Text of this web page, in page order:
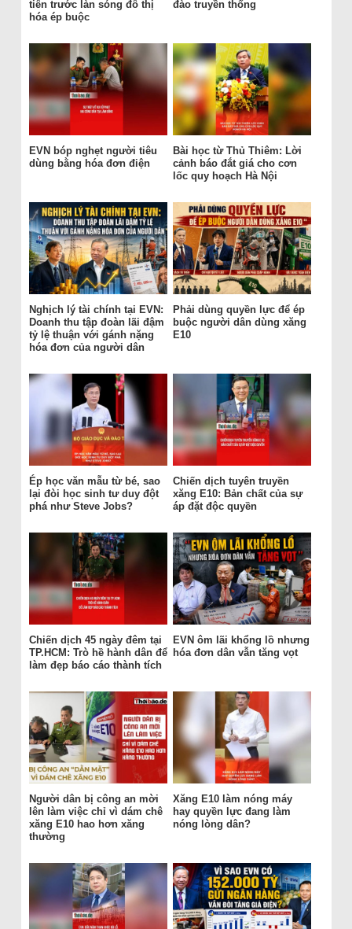
tiên trước làn sóng đô thị
hóa ép buộc
đào truyền thống
EVN bóp nghẹt người tiêu
dùng bằng hóa đơn điện
Bài học từ Thủ Thiêm: Lời
cảnh báo đắt giá cho cơn
lốc quy hoạch Hà Nội
Nghịch lý tài chính tại EVN:
Doanh thu tập đoàn lãi đậm
tỷ lệ thuận với gánh nặng
hóa đơn của người dân
Phải dùng quyền lực để ép
buộc người dân dùng xăng
E10
Ép học văn mẫu từ bé, sao
lại đòi học sinh tư duy đột
phá như Steve Jobs?
Chiến dịch tuyên truyền
xăng E10: Bản chất của sự
áp đặt độc quyền
Chiến dịch 45 ngày đêm tại
TP.HCM: Trò hề hành dân để
làm đẹp báo cáo thành tích
EVN ôm lãi khổng lồ nhưng
hóa đơn dân vẫn tăng vọt
Người dân bị công an mời
lên làm việc chỉ vì dám chê
xăng E10 hao hơn xăng
thường
Xăng E10 làm nóng máy
hay quyền lực đang làm
nóng lòng dân?